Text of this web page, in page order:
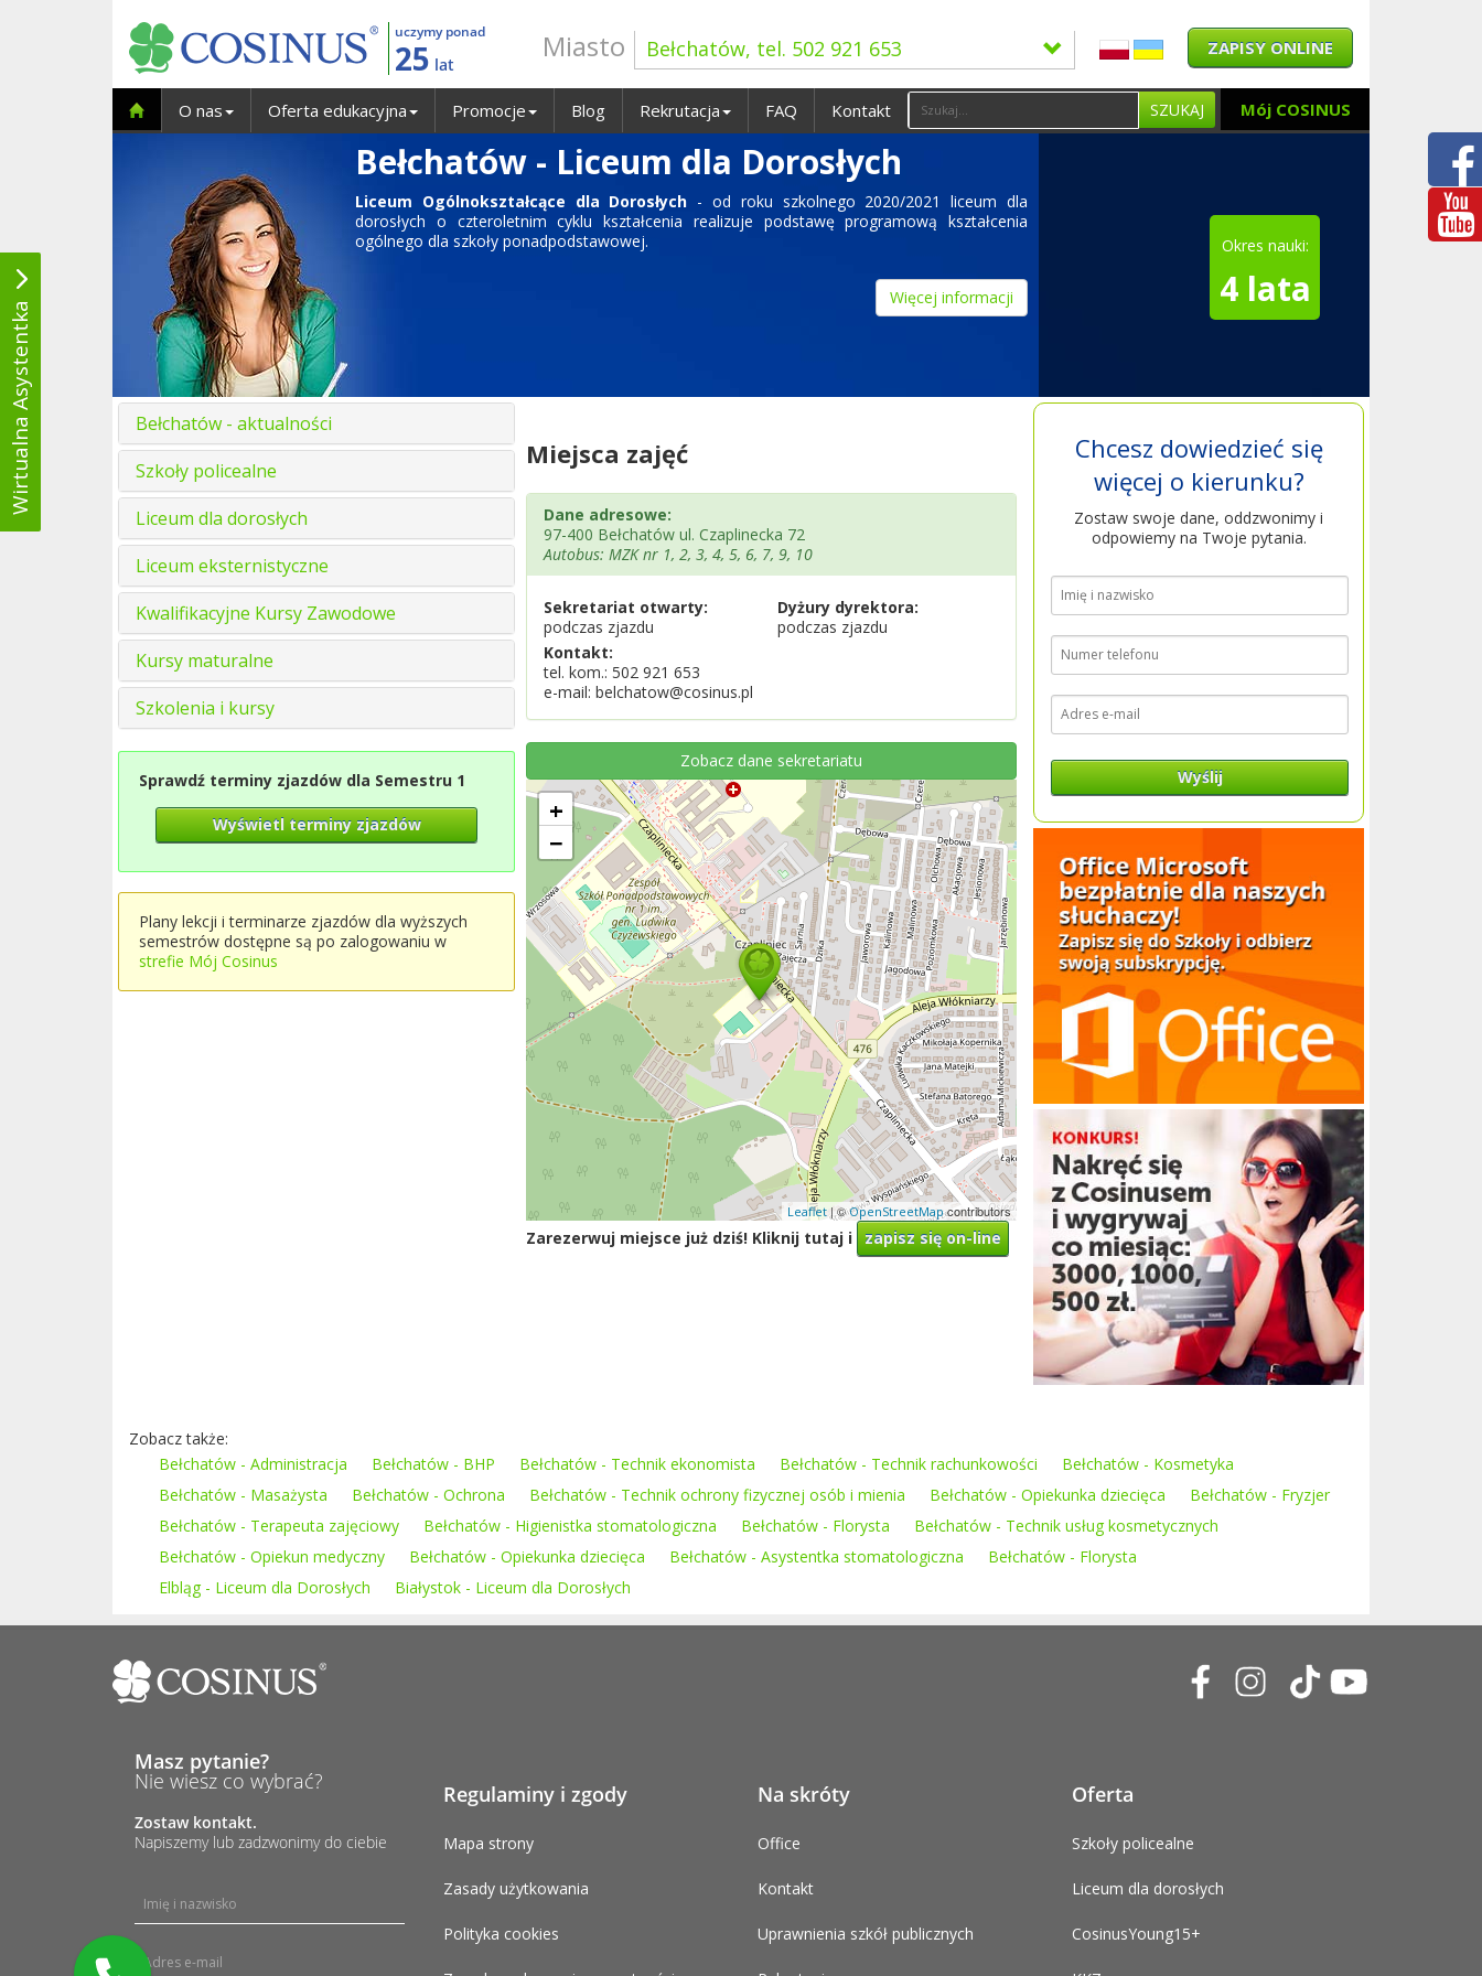
uczymy ponad
25 lat
Miasto Bełchatów, tel. 502 921 653 ZAPISY ONLINE
Mój COSINUS
O nas Oferta edukacyjna Promocje Blog Rekrutacja FAQ Kontakt SZUKAJ
Bełchatów - Liceum dla Dorosłych
Liceum Ogólnokształcące dla Dorosłych - od roku szkolnego 2020/2021 liceum dla
dorosłych o czteroletnim cyklu kształcenia realizuje podstawę programową kształcenia
ogólnego dla szkoły ponadpodstawowej.
Więcej informacji
Okres nauki:
4 lata
Bełchatów - aktualności
Szkoły policealne
Liceum dla dorosłych
Liceum eksternistyczne
Kwalifikacyjne Kursy Zawodowe
Kursy maturalne
Szkolenia i kursy
Sprawdź terminy zjazdów dla Semestru 1
Wyświetl terminy zjazdów
Plany lekcji i terminarze zjazdów dla wyższych
semestrów dostępne są po zalogowaniu w
strefie Mój Cosinus
Miejsca zajęć
Dane adresowe:
97-400 Bełchatów ul. Czaplinecka 72
Autobus: MZK nr 1, 2, 3, 4, 5, 6, 7, 9, 10
Sekretariat otwarty:
podczas zjazdu
Dyżury dyrektora:
podczas zjazdu
Kontakt:
tel. kom.: 502 921 653
e-mail: belchatow@cosinus.pl
Zobacz dane sekretariatu
+
−
Leaflet | ©OpenStreetMapcontributors
Zarezerwuj miejsce już dziś! Kliknij tutaj i zapisz się on-line
Chcesz dowiedzieć się
więcej o kierunku?
Zostaw swoje dane, oddzwonimy i
odpowiemy na Twoje pytania.
Wyślij
Zobacz także:
Bełchatów - Administracja
Bełchatów - BHP Bełchatów - Technik ekonomista Bełchatów - Technik rachunkowości
Bełchatów - Kosmetyka
Bełchatów - Masażysta
Bełchatów - Ochrona Bełchatów - Technik ochrony fizycznej osób i mienia Bełchatów - Opiekunka dziecięca
Bełchatów - Fryzjer
Bełchatów - Terapeuta zajęciowy
Bełchatów - Higienistka stomatologiczna Bełchatów - Florysta
Bełchatów - Technik usług kosmetycznych
Bełchatów - Opiekun medyczny
Bełchatów - Opiekunka dziecięca Bełchatów - Asystentka stomatologiczna
Bełchatów - Florysta
Elbląg - Liceum dla Dorosłych
Białystok - Liceum dla Dorosłych
Masz pytanie?
Nie wiesz co wybrać?
Zostaw kontakt.
Napiszemy lub zadzwonimy do ciebie
Regulaminy i zgody
Mapa strony
Zasady użytkowania
Polityka cookies
Na skróty
Office
Kontakt
Uprawnienia szkół publicznych
Oferta
Szkoły policealne
Liceum dla dorosłych
CosinusYoung15+
Wirtualna Asystentka